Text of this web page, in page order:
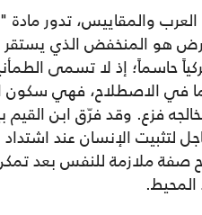
والمقاييس، تدور
هو المنخفض الذي يستقر
حاسماً؛ إذ لا تسمى
في الاصطلاح، فهي سكون
فزع. وقد فرّق ابن القيم
لتثبيت الإنسان عند
صفة ملازمة للنفس بعد
المحيط.